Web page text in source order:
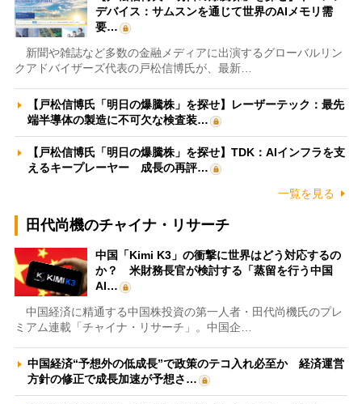
デバイス：サムスンを通じて世界のAIメモリ需
要…
新聞や雑誌など多数の金融メディアに出演するグローバルリン
クアドバイザーズ代表の戸松信博氏が、最新…
【戸松信博氏「明日の爆騰株」を探せ】レーザーテック：最先
端半導体の製造に不可欠な検査装…
【戸松信博氏「明日の爆騰株」を探せ】TDK：AIインフラを支
えるキープレーヤー 成長の再評…
一覧を見る
田代尚機のチャイナ・リサーチ
中国「Kimi K3」の衝撃に世界はどう対応するの
か？ 米財務長官が検討する「蒸留を行う中国
AI…
中国経済に精通する中国株投資の第一人者・田代尚機氏のプレ
ミアム連載「チャイナ・リサーチ」。中国企…
中国経済“予想外の低成長”で政策のテコ入れ必至か 経済運営
方針の修正で成長加速が予想さ…